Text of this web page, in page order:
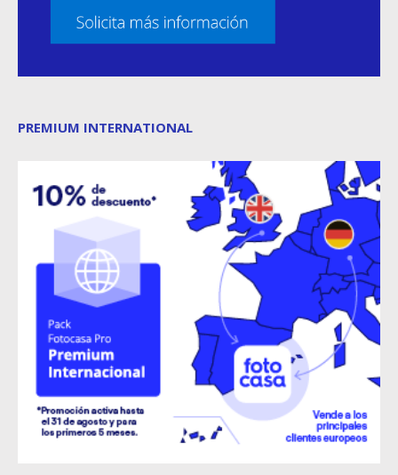
PREMIUM INTERNATIONAL